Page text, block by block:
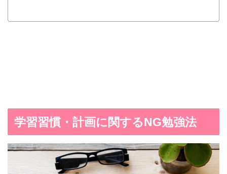
学習習慣・計画に関するNG勉強法